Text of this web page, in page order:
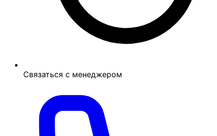
Связаться с менеджером